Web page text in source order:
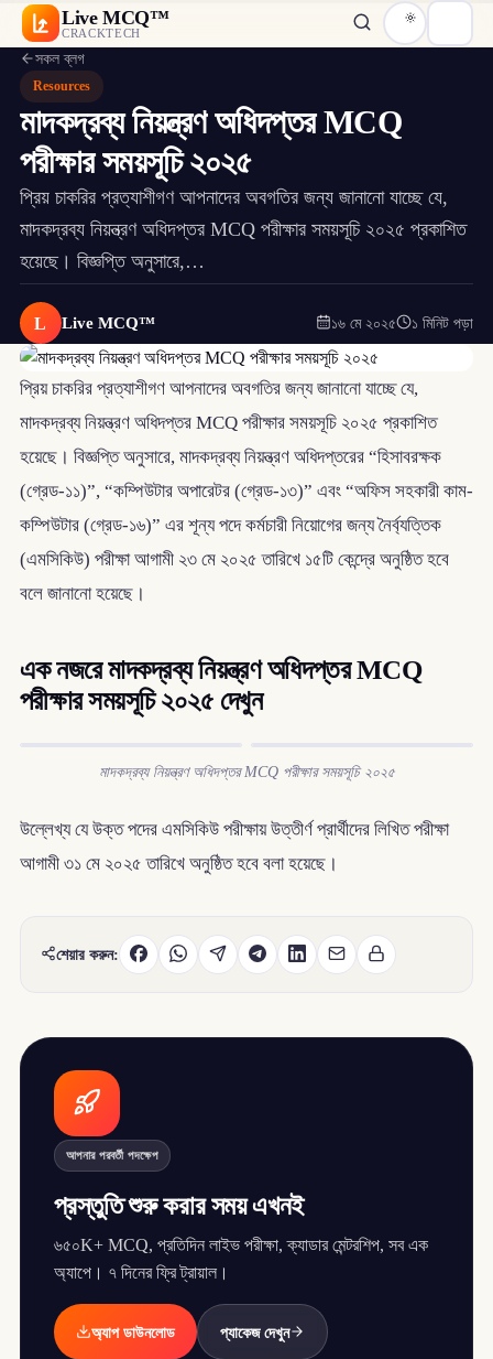
Live MCQ™
CRACKTECH
সকল ব্লগ
Resources
মাদকদ্রব্য নিয়ন্ত্রণ অধিদপ্তর MCQ
পরীক্ষার সময়সূচি ২০২৫
প্রিয় চাকরির প্রত্যাশীগণ আপনাদের অবগতির জন্য জানানো যাচ্ছে যে,
মাদকদ্রব্য নিয়ন্ত্রণ অধিদপ্তর MCQ পরীক্ষার সময়সূচি ২০২৫ প্রকাশিত
হয়েছে। বিজ্ঞপ্তি অনুসারে,…
L Live MCQ™ ১৬ মে ২০২৫ ১ মিনিট পড়া
প্রিয় চাকরির প্রত্যাশীগণ আপনাদের অবগতির জন্য জানানো যাচ্ছে যে,
মাদকদ্রব্য নিয়ন্ত্রণ অধিদপ্তর MCQ পরীক্ষার সময়সূচি ২০২৫ প্রকাশিত
হয়েছে। বিজ্ঞপ্তি অনুসারে, মাদকদ্রব্য নিয়ন্ত্রণ অধিদপ্তরের “হিসাবরক্ষক
(গ্রেড-১১)”, “কম্পিউটার অপারেটর (গ্রেড-১৩)” এবং “অফিস সহকারী কাম-
কম্পিউটার (গ্রেড-১৬)” এর শূন্য পদে কর্মচারী নিয়োগের জন্য নৈর্ব্যত্তিক
(এমসিকিউ) পরীক্ষা আগামী ২৩ মে ২০২৫ তারিখে ১৫টি কেন্দ্রে অনুষ্ঠিত হবে
বলে জানানো হয়েছে।
এক নজরে মাদকদ্রব্য নিয়ন্ত্রণ অধিদপ্তর MCQ
পরীক্ষার সময়সূচি ২০২৫ দেখুন
মাদকদ্রব্য নিয়ন্ত্রণ অধিদপ্তর MCQ পরীক্ষার সময়সূচি ২০২৫
উল্লেখ্য যে উক্ত পদের এমসিকিউ পরীক্ষায় উত্তীর্ণ প্রার্থীদের লিখিত পরীক্ষা
আগামী ৩১ মে ২০২৫ তারিখে অনুষ্ঠিত হবে বলা হয়েছে।
শেয়ার করুন:
আপনার পরবর্তী পদক্ষেপ
প্রস্তুতি শুরু করার সময় এখনই
৬৫০K+ MCQ, প্রতিদিন লাইভ পরীক্ষা, ক্যাডার মেন্টরশিপ, সব এক
অ্যাপে। ৭ দিনের ফ্রি ট্রায়াল।
অ্যাপ ডাউনলোড প্যাকেজ দেখুন